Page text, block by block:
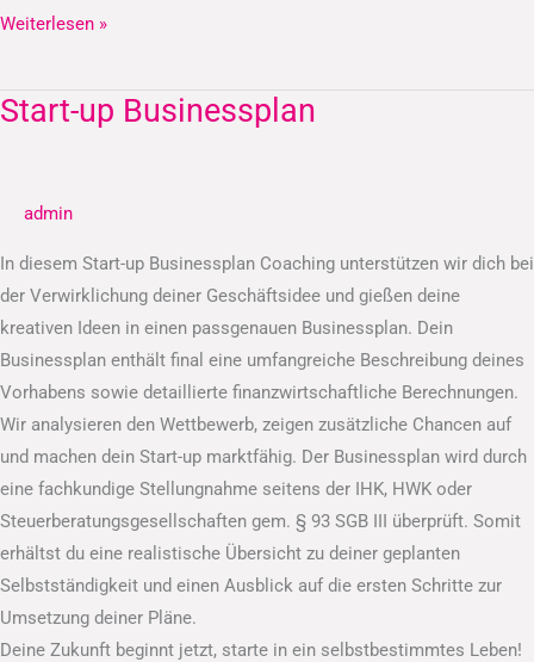
Weiterlesen »
Start-up Businessplan
admin
In diesem Start-up Businessplan Coaching unterstützen wir dich bei
der Verwirklichung deiner Geschäftsidee und gießen deine
kreativen Ideen in einen passgenauen Businessplan. Dein
Businessplan enthält final eine umfangreiche Beschreibung deines
Vorhabens sowie detaillierte finanzwirtschaftliche Berechnungen.
Wir analysieren den Wettbewerb, zeigen zusätzliche Chancen auf
und machen dein Start-up marktfähig. Der Businessplan wird durch
eine fachkundige Stellungnahme seitens der IHK, HWK oder
Steuerberatungsgesellschaften gem. § 93 SGB III überprüft. Somit
erhältst du eine realistische Übersicht zu deiner geplanten
Selbstständigkeit und einen Ausblick auf die ersten Schritte zur
Umsetzung deiner Pläne.
Deine Zukunft beginnt jetzt, starte in ein selbstbestimmtes Leben!
Start-